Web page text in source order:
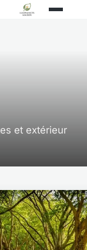
et extérieur